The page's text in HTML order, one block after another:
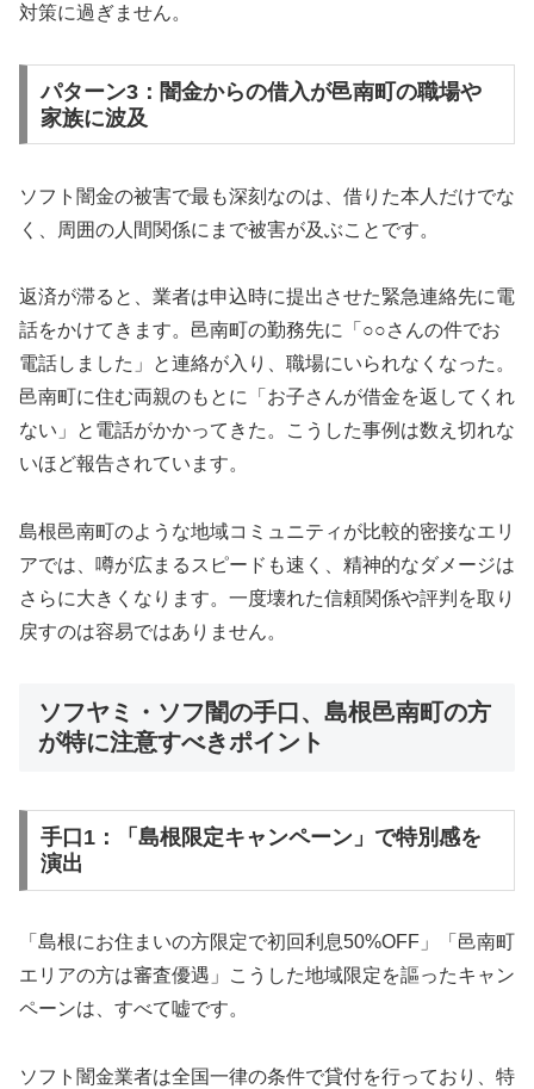
対策に過ぎません。
パターン3：闇金からの借入が邑南町の職場や
家族に波及
ソフト闇金の被害で最も深刻なのは、借りた本人だけでな
く、周囲の人間関係にまで被害が及ぶことです。
返済が滞ると、業者は申込時に提出させた緊急連絡先に電
話をかけてきます。邑南町の勤務先に「○○さんの件でお
電話しました」と連絡が入り、職場にいられなくなった。
邑南町に住む両親のもとに「お子さんが借金を返してくれ
ない」と電話がかかってきた。こうした事例は数え切れな
いほど報告されています。
島根邑南町のような地域コミュニティが比較的密接なエリ
アでは、噂が広まるスピードも速く、精神的なダメージは
さらに大きくなります。一度壊れた信頼関係や評判を取り
戻すのは容易ではありません。
ソフヤミ・ソフ闇の手口、島根邑南町の方
が特に注意すべきポイント
手口1：「島根限定キャンペーン」で特別感を
演出
「島根にお住まいの方限定で初回利息50%OFF」「邑南町
エリアの方は審査優遇」こうした地域限定を謳ったキャン
ペーンは、すべて嘘です。
ソフト闇金業者は全国一律の条件で貸付を行っており、特